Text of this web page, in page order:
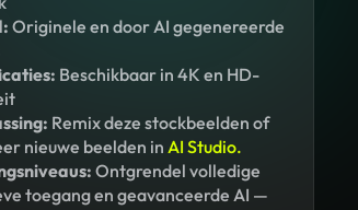
Originele en door AI gegenereerde
Beschikbaar in 4K en HD-
Remix deze stockbeelden of
nieuwe beelden inAI Studio.
Ontgrendel volledige
toegang en geavanceerde AI —